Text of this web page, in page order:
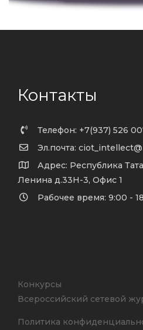
Контакты
Телефон: +7(937) 526
Эл.почта:
Адрес: Республика
Ленина д.33Н-3, Офис 1
Рабочее время: 9:00 -
Конкурсы
Всероссийский сетевой
Политика